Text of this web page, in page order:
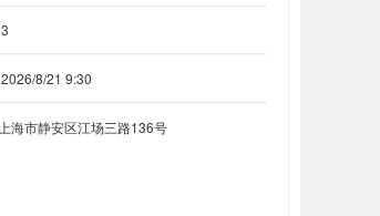
3
2026/8/21 9:30
上海市静安区江场三路136号